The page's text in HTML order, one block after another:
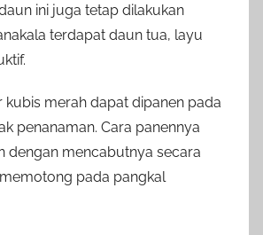
ini juga tetap dilakukan
terdapat daun tua, layu
kubis merah dapat dipanen pada
penanaman. Cara panennya
dengan mencabutnya secara
pada pangkal